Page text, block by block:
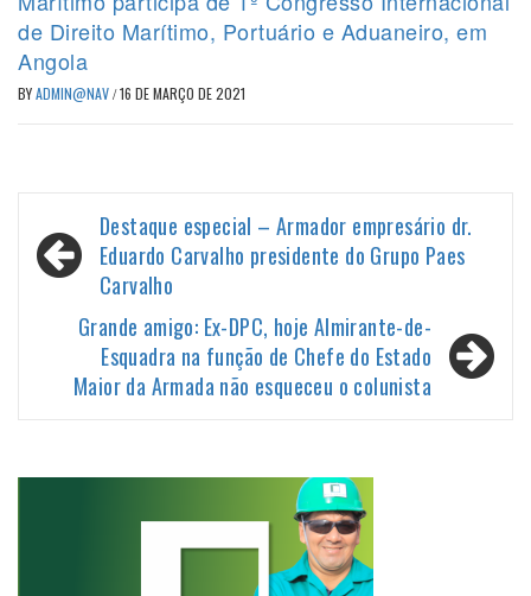
de Direito Marítimo, Portuário e Aduaneiro, em
Angola
BYADMIN@NAV/16 DE MARÇO DE 2021
Navegação
de
Destaque especial – Armador empresário dr.
Eduardo Carvalho presidente do Grupo Paes
Carvalho
Grande amigo: Ex-DPC, hoje Almirante-de-
Esquadra na função de Chefe do Estado
Maior da Armada não esqueceu o colunista